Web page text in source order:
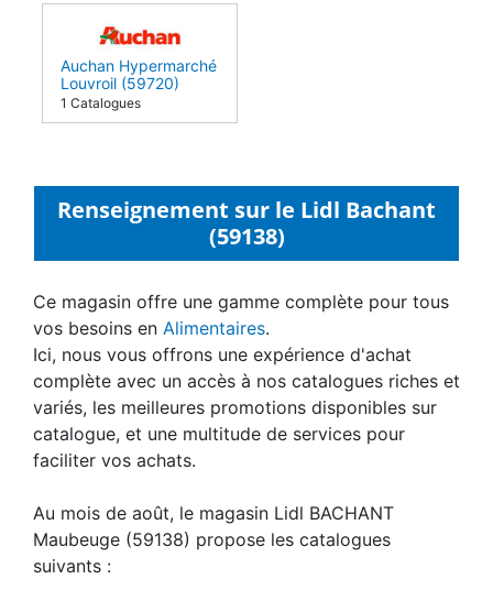
Auchan Hypermarché
Louvroil (59720)
1 Catalogues
Renseignement sur le Lidl Bachant
(59138)
Ce magasin offre une gamme complète pour tous
vos besoins en Alimentaires.
Ici, nous vous offrons une expérience d'achat
complète avec un accès à nos catalogues riches et
variés, les meilleures promotions disponibles sur
catalogue, et une multitude de services pour
faciliter vos achats.
Au mois de août, le magasin Lidl BACHANT
Maubeuge (59138) propose les catalogues
suivants :